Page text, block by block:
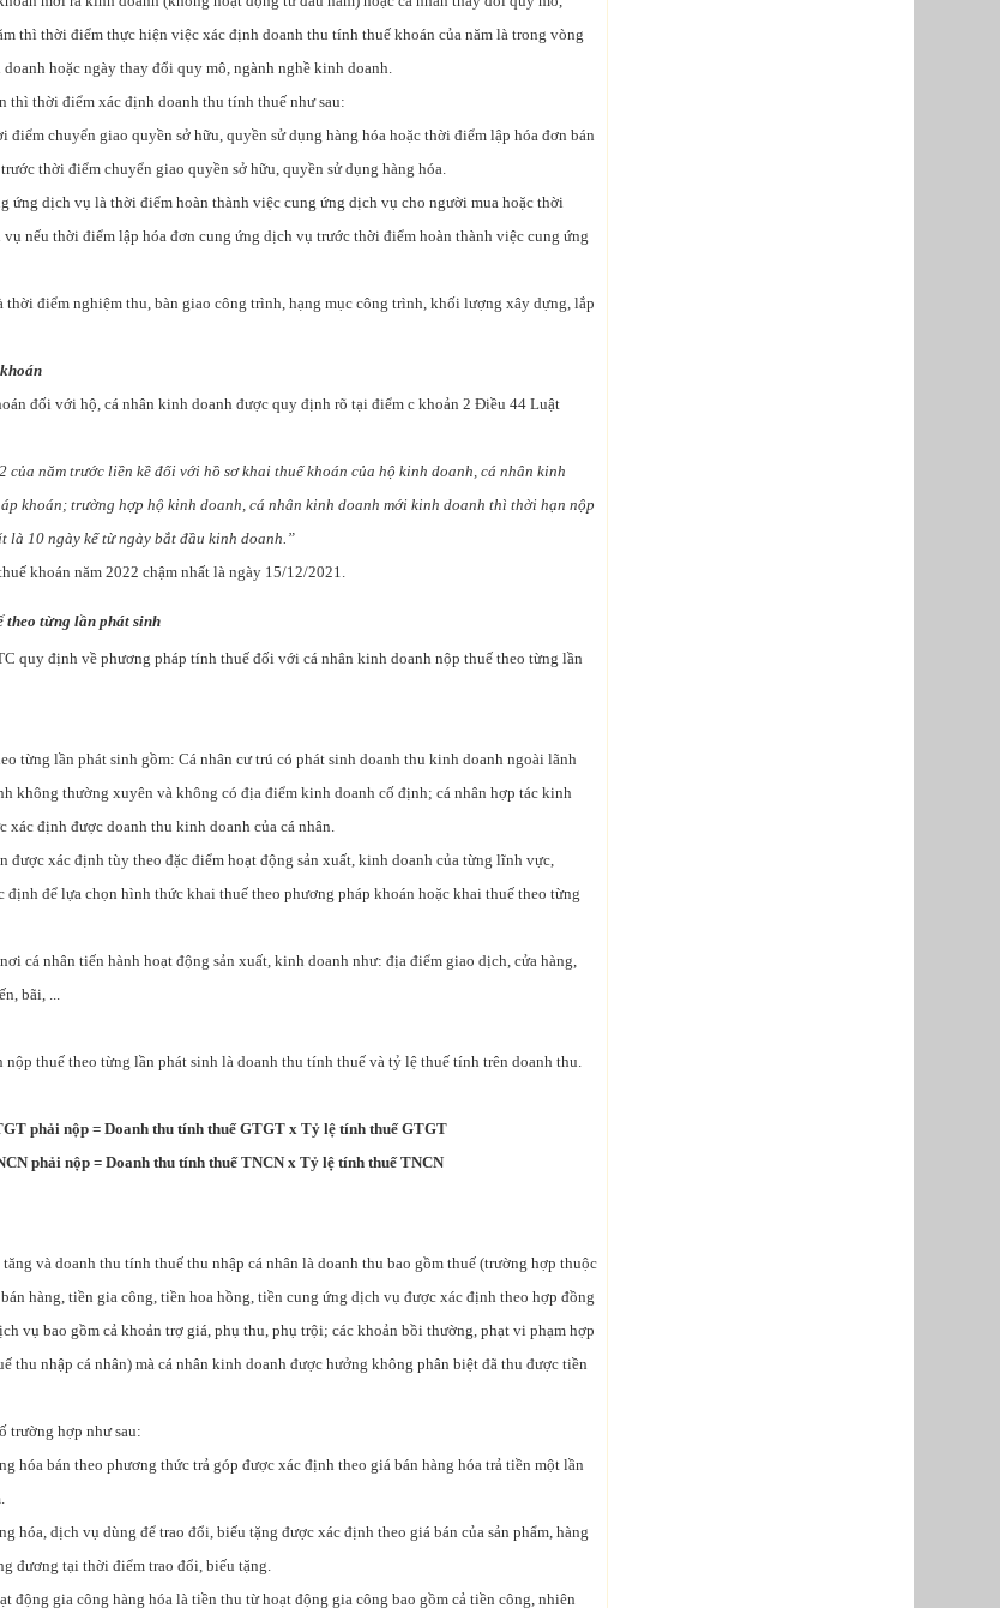
thì thời điểm thực hiện việc xác định doanh thu tính thuế khoán của năm là trong vòng
hoặc ngày thay đổi quy mô, ngành nghề kinh doanh.
thì thời điểm xác định doanh thu tính thuế như sau:
điểm chuyển giao quyền sở hữu, quyền sử dụng hàng hóa hoặc thời điểm lập hóa đơn bán
thời điểm chuyển giao quyền sở hữu, quyền sử dụng hàng hóa.
ứng dịch vụ là thời điểm hoàn thành việc cung ứng dịch vụ cho người mua hoặc thời
nếu thời điểm lập hóa đơn cung ứng dịch vụ trước thời điểm hoàn thành việc cung ứng
thời điểm nghiệm thu, bàn giao công trình, hạng mục công trình, khối lượng xây dựng, lắp
đối với hộ, cá nhân kinh doanh được quy định rõ tại điểm c khoản 2 Điều 44 Luật
của năm trước liền kề đối với hồ sơ khai thuế khoán của hộ kinh doanh, cá nhân kinh
khoán; trường hợp hộ kinh doanh, cá nhân kinh doanh mới kinh doanh thì thời hạn nộp
là 10 ngày kể từ ngày bắt đầu kinh doanh.”
khoán năm 2022 chậm nhất là ngày 15/12/2021.
theo từng lần phát sinh
quy định về phương pháp tính thuế đối với cá nhân kinh doanh nộp thuế theo từng lần
từng lần phát sinh gồm: Cá nhân cư trú có phát sinh doanh thu kinh doanh ngoài lãnh
không thường xuyên và không có địa điểm kinh doanh cố định; cá nhân hợp tác kinh
xác định được doanh thu kinh doanh của cá nhân.
được xác định tùy theo đặc điểm hoạt động sản xuất, kinh doanh của từng lĩnh vực,
định để lựa chọn hình thức khai thuế theo phương pháp khoán hoặc khai thuế theo từng
cá nhân tiến hành hoạt động sản xuất, kinh doanh như: địa điểm giao dịch, cửa hàng,
bãi, ...
thuế theo từng lần phát sinh là doanh thu tính thuế và tỷ lệ thuế tính trên doanh thu.
phải nộp = Doanh thu tính thuế GTGT x Tỷ lệ tính thuế GTGT
phải nộp = Doanh thu tính thuế TNCN x Tỷ lệ tính thuế TNCN
và doanh thu tính thuế thu nhập cá nhân là doanh thu bao gồm thuế (trường hợp thuộc
hàng, tiền gia công, tiền hoa hồng, tiền cung ứng dịch vụ được xác định theo hợp đồng
vụ bao gồm cả khoản trợ giá, phụ thu, phụ trội; các khoản bồi thường, phạt vi phạm hợp
thu nhập cá nhân) mà cá nhân kinh doanh được hưởng không phân biệt đã thu được tiền
trường hợp như sau:
hóa bán theo phương thức trả góp được xác định theo giá bán hàng hóa trả tiền một lần
hóa, dịch vụ dùng để trao đổi, biếu tặng được xác định theo giá bán của sản phẩm, hàng
đương tại thời điểm trao đổi, biếu tặng.
động gia công hàng hóa là tiền thu từ hoạt động gia công bao gồm cả tiền công, nhiên